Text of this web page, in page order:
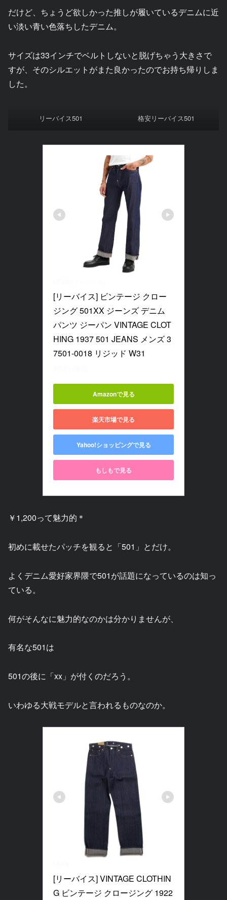
だけど、ちょうど欲しかった推しが履いているデニムに近
い淡い青い色落ちしたデニム。
サイズは33インチでベルトしないと脱げちゃう大きさで
すが、そのシルエットがまた良かったのでお持ち帰りしま
した。
リーバイス501 格安リーバイス501
[リーバイス] ビンテージ クロー
ジング 501XX ジーンズ デニム
パンツ ジーパン VINTAGE CLOT
HING 1937 501 JEANS メンズ 3
7501-0018 リジッド W31
Amazonで見る
楽天市場で見る
Yahoo!ショッピングで見る
もしもで見る
￥1,200って魅力的＊
初めに載せたパッチを観ると「501」とだけ。
よくデニム愛好家界隈で501が話題になっているのは知っ
ている。
何がそんなに魅力的なのかは分かりませんが、
有名な501は
501の後に「xx」が付くのだろう。
いわゆる大戦モデルと言われるものなのか。
[リーバイス] VINTAGE CLOTHIN
G ビンテージ クロージング 1922